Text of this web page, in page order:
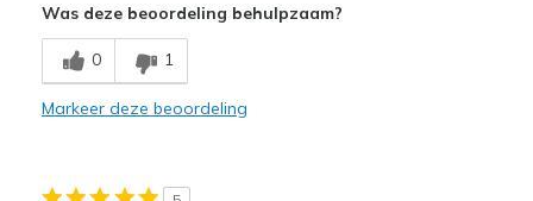
Beste toepassingen
Casual Wear
Going Out
Was deze beoordeling behulpzaam?
0 1
Markeer deze beoordeling